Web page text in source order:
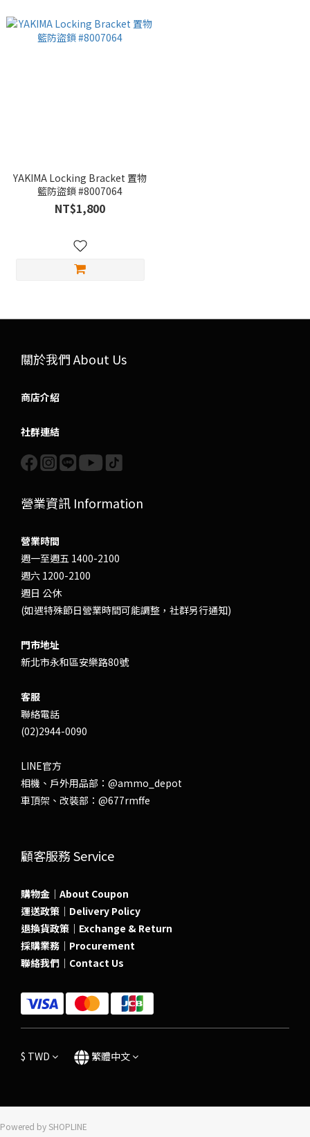
YAKIMA Locking Bracket 置物
籃防盜鎖 #8007064
NT$1,800
關於我們 About Us
商店介紹
社群連結
營業資訊 Information
營業時間
週一至週五 1400-2100
週六 1200-2100
週日 公休
(如遇特殊節日營業時間可能調整，社群另行通知)
門市地址
新北市永和區安樂路80號
客服
聯絡電話
(02)2944-0090
LINE官方
相機、戶外用品部： @ammo_depot
車頂架、改裝部： @677rmffe
顧客服務 Service
購物金｜About Coupon
運送政策｜Delivery Policy
退換貨政策｜Exchange & Return
採購業務｜Procurement
聯絡我們｜Contact Us
$ TWD 繁體中文
Powered by SHOPLINE